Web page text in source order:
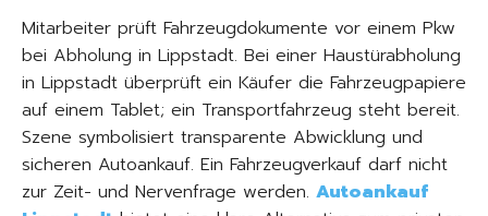
Mitarbeiter prüft Fahrzeugdokumente vor einem Pkw
bei Abholung in Lippstadt. Bei einer Haustürabholung
in Lippstadt überprüft ein Käufer die Fahrzeugpapiere
auf einem Tablet; ein Transportfahrzeug steht bereit.
Szene symbolisiert transparente Abwicklung und
sicheren Autoankauf. Ein Fahrzeugverkauf darf nicht
zur Zeit- und Nervenfrage werden. Autoankauf